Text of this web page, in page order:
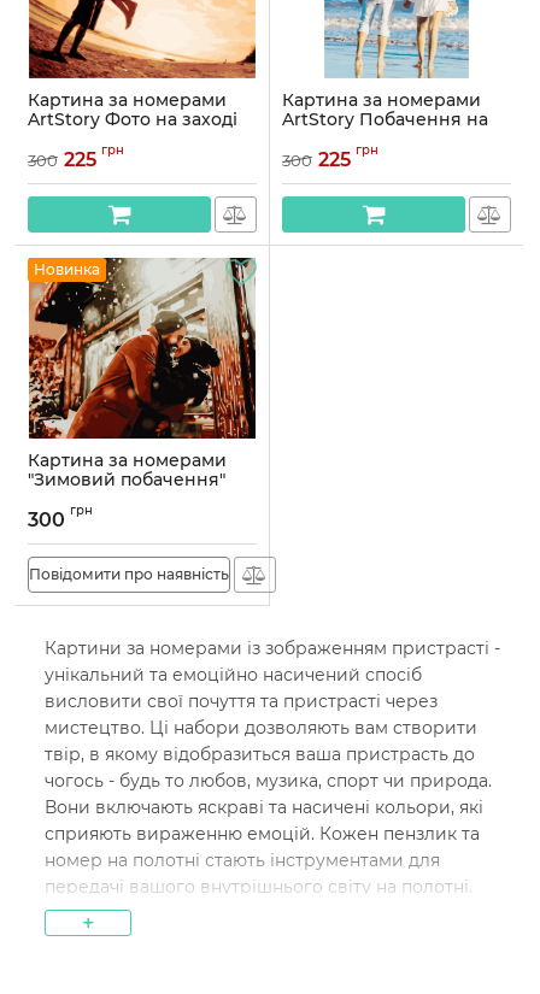
Картина за номерами
ArtStory Фото на заході
Артикул:AS1053
300 225 грн
Картина за номерами
ArtStory Побачення на
Артикул:AS1050
300 225 грн
Новинка
Картина за номерами
"Зимовий побачення"
Артикул:
300 грн
Повідомити про наявність
Картини за номерами із зображенням пристрасті -
унікальний та емоційно насичений спосіб
висловити свої почуття та пристрасті через
мистецтво. Ці набори дозволяють вам створити
твір, в якому відобразиться ваша пристрасть до
чогось - будь то любов, музика, спорт чи природа.
Вони включають яскраві та насичені кольори, які
сприяють вираженню емоцій. Кожен пензлик та
номер на полотні стають інструментами для
передачі вашого внутрішнього світу на полотні.
Це захоплююче і терапевтичне заняття, яке
дозволяє вам повністю поринути в творчий
+